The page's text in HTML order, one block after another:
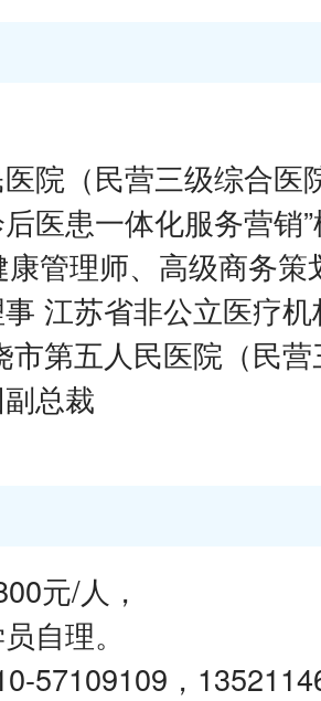
院（民营三级综合医
医患一体化服务营销
康管理师、高级商务
江苏省非公立医疗
市第五人民医院（民
总裁
元/人，
自理。
57109109，